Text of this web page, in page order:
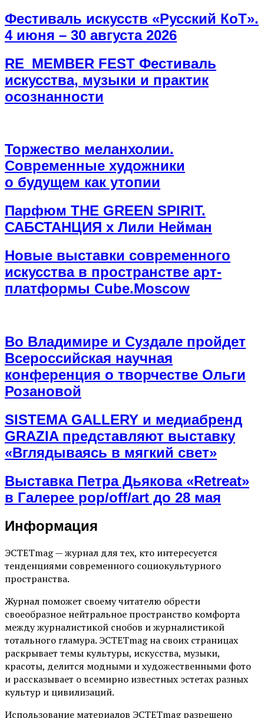
Фестиваль искусств «Русский КоТ».
4 июня – 30 августа 2026
RE_MEMBER FEST Фестиваль
искусства, музыки и практик
осознанности
Торжество меланхолии.
Современные художники
о будущем как утопии
Парфюм THE GREEN SPIRIT.
САБСТАНЦИЯ х Лили Нейман
Новые выставки современного
искусства в пространстве арт-
платформы Cube.Moscow
Во Владимире и Суздале пройдет
Всероссийская научная
конференция о творчестве Ольги
Розановой
SISTEMA GALLERY и медиабренд
GRAZIA представляют выставку
«Вглядываясь в мягкий свет»
Выставка Петра Дьякова «Retreat»
в Галерее pop/off/art до 28 мая
Информация
ЭСТЕТmag — журнал для тех, кто интересуется
тенденциями современного социокультурного
пространства.
Журнал поможет своему читателю обрести
своеобразное нейтральное пространство комфорта
между журналистикой снобов и журналистикой
тотального гламура. ЭСТЕТmag на своих страницах
раскрывает темы культуры, искусства, музыки,
красоты, делится модными и художественными фото
и рассказывает о всемирно известных эстетах разных
культур и цивилизаций.
Использование материалов ЭСТЕТmag разрешено